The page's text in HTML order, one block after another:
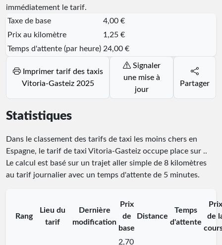
immédiatement le tarif.
Taxe de base
4,00 €
Prix au kilomètre
1,25 €
Temps d'attente (par heure) 24,00 €
Imprimer tarif des taxis
Vitoria-Gasteiz 2025
Signaler
une mise à
jour
Partager
Statistiques
Dans le classement des tarifs de taxi les moins chers en
Espagne, le tarif de taxi Vitoria-Gasteiz occupe place sur ..
Le calcul est basé sur un trajet aller simple de 8 kilomètres
au tarif journalier avec un temps d'attente de 5 minutes.
Rang
Lieu du
tarif
Dernière
modification
Prix
de
base
Distance
Temps
d'attente
Prix
de
2,70